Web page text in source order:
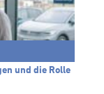
und die Rolle